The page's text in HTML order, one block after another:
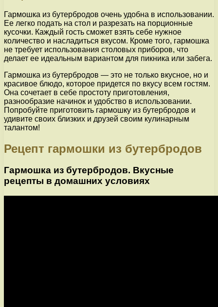
Гармошка из бутербродов очень удобна в использовании.
Ее легко подать на стол и разрезать на порционные
кусочки. Каждый гость сможет взять себе нужное
количество и насладиться вкусом. Кроме того, гармошка
не требует использования столовых приборов, что
делает ее идеальным вариантом для пикника или забега.
Гармошка из бутербродов — это не только вкусное, но и
красивое блюдо, которое придется по вкусу всем гостям.
Она сочетает в себе простоту приготовления,
разнообразие начинок и удобство в использовании.
Попробуйте приготовить гармошку из бутербродов и
удивите своих близких и друзей своим кулинарным
талантом!
Рецепт гармошки из бутербродов
Гармошка из бутербродов. Вкусные
рецепты в домашних условиях